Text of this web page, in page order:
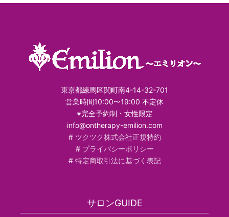
東京都練馬区関町南4-14-32-701
営業時間10:00〜19:00 不定休
※完全予約制・女性限定
info@ontherapy-emilion.com
# ツクツク株式会社正規特約
# プライバシーポリシー
# 特定商取引法に基づく表記
サロンGUIDE